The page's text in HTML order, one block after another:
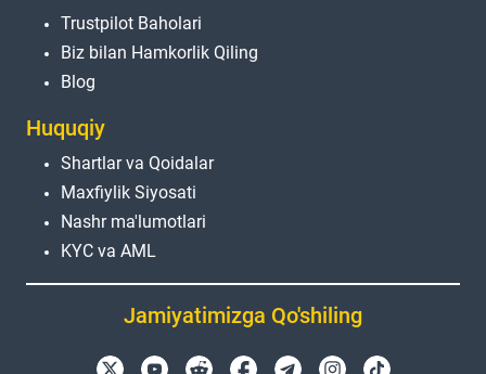
Trustpilot Baholari
Biz bilan Hamkorlik Qiling
Blog
Huquqiy
Shartlar va Qoidalar
Maxfiylik Siyosati
Nashr ma'lumotlari
KYC va AML
Jamiyatimizga Qo'shiling